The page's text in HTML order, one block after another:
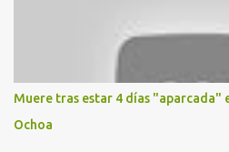
estadio municipal de Butarque) y
Nueva. Otro lugar: Escombrera de
Móstoles También en el parque de
la Policía Local de Leganés de la calle
cementerio de Butarque". Más
Muere tras estar 4 días "aparcada"
Ochoa